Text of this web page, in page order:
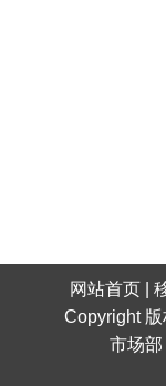
网站首页
Copyright
市场部